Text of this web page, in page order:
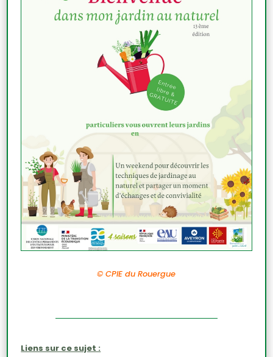
©CPIE du Rouergue
Liens sur ce sujet :